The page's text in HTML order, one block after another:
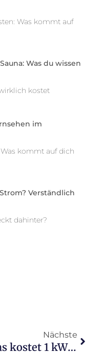
Was kommt auf
Was du wissen
kostet
im
Was kommt auf dich
Verständlich
dahinter?
Nächste
Was kostet 1 kWh Strom 2025 brutto in Deutschland?